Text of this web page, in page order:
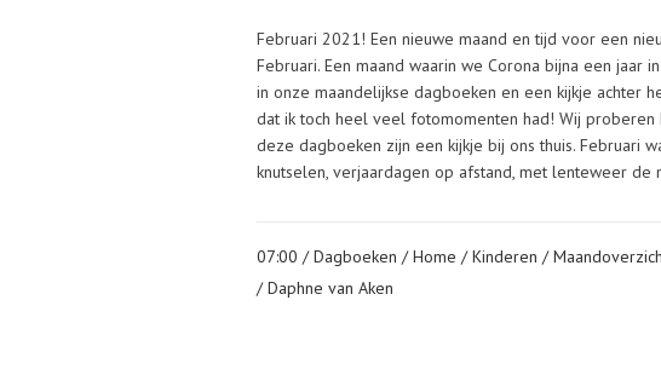
Februari 2021! Een nieuwe maand en tijd voor een
Februari. Een maand waarin we Corona bijna een jaar
in onze maandelijkse dagboeken en een kijkje achter
dat ik toch heel veel fotomomenten had! Wij
deze dagboeken zijn een kijkje bij ons thuis. Februari
knutselen, verjaardagen op afstand, met lenteweer de
07:00 /Dagboeken /Home /Kinderen /
/ Daphne van Aken